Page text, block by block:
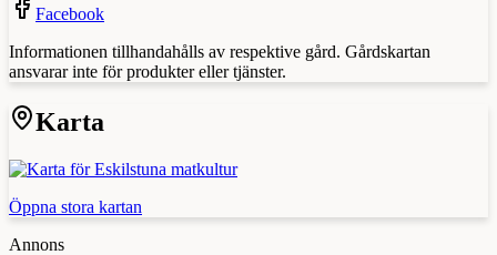
Facebook
Informationen tillhandahålls av respektive gård. Gårdskartan
ansvarar inte för produkter eller tjänster.
Karta
Öppna stora kartan
Annons